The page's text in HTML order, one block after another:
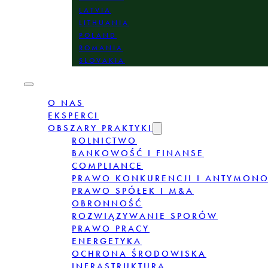
LATVIA
LITHUANIA
POLAND
ROMANIA
SLOVAKIA
O NAS
EKSPERCI
OBSZARY PRAKTYKI
ROLNICTWO
BANKOWOŚĆ I FINANSE
COMPLIANCE
PRAWO KONKURENCJI I
PRAWO SPÓŁEK I M&A
OBRONNOŚĆ
ROZWIĄZYWANIE SPORÓW
PRAWO PRACY
ENERGETYKA
OCHRONA ŚRODOWISKA